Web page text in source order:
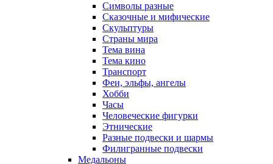
Символы разные
Сказочные и мифические
Скульптуры
Страны мира
Тема вина
Тема кино
Транспорт
Феи, эльфы, ангелы
Хобби
Часы
Человеческие фигурки
Этнические
Разные подвески и шармы
Филигранные подвески
Медальоны